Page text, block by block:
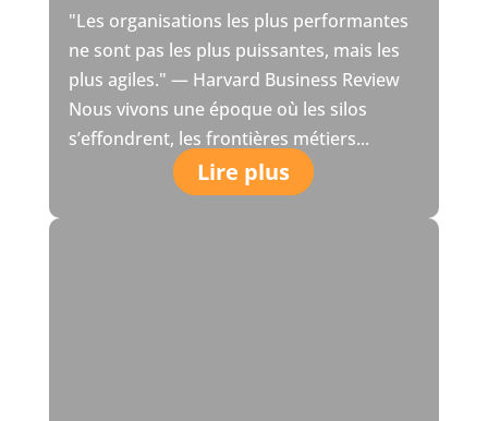
"Les organisations les plus performantes
ne sont pas les plus puissantes, mais les
plus agiles." — Harvard Business Review
Nous vivons une époque où les silos
s’effondrent, les frontières métiers...
Lire plus